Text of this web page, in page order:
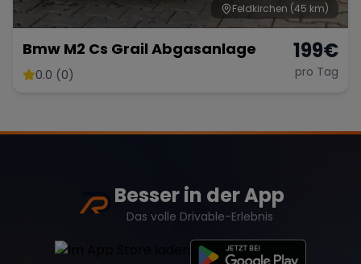
Feldkirchen (45 km)
Bmw M2 Cs Grail Abgasanlage
0.0 (0)
199€
pro Tag
Besser in der App
Das volle Drivable-Erlebnis